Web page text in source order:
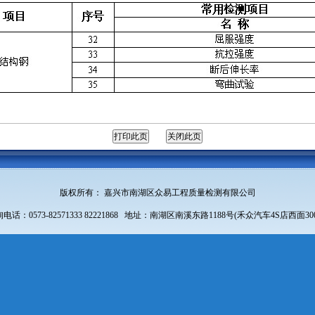
版权所有： 嘉兴市南湖区众易工程质量检测有限公司
电话：0573-82571333 82221868 地址：南湖区南溪东路1188号(禾众汽车4S店西面